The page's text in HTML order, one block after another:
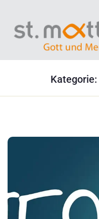
Kategorie: